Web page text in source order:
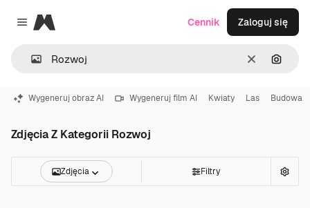
Close menu
Magnific
WyczyśćSzukaj
Cennik Zaloguj się
Wygeneruj obraz AI Wygeneruj film AI Kwiaty Las Budowa
Zdjęcia Z Kategorii Rozwoj
Zdjęcia Filtry